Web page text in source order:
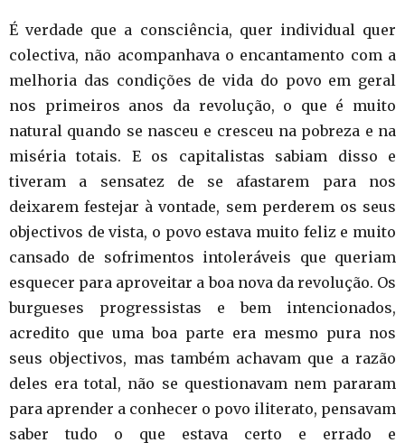
É verdade que a consciência, quer individual quer
colectiva, não acompanhava o encantamento com a
melhoria das condições de vida do povo em geral
nos primeiros anos da revolução, o que é muito
natural quando se nasceu e cresceu na pobreza e na
miséria totais. E os capitalistas sabiam disso e
tiveram a sensatez de se afastarem para nos
deixarem festejar à vontade, sem perderem os seus
objectivos de vista, o povo estava muito feliz e muito
cansado de sofrimentos intoleráveis que queriam
esquecer para aproveitar a boa nova da revolução. Os
burgueses progressistas e bem intencionados,
acredito que uma boa parte era mesmo pura nos
seus objectivos, mas também achavam que a razão
deles era total, não se questionavam nem pararam
para aprender a conhecer o povo iliterato, pensavam
saber tudo o que estava certo e errado e